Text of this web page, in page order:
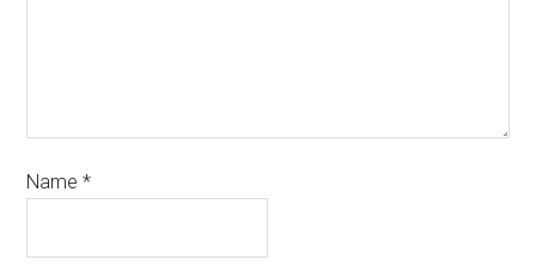
Name*